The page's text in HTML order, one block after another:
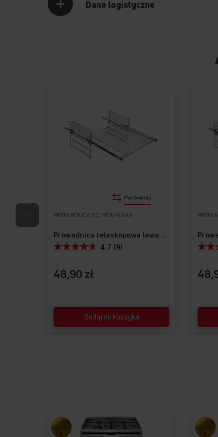
Dane logistyczne
48,90 zł
PROWADNICA DO PIEKARNIKA
Prowadnica teleskopowa lewa APG1001
Dodaj do koszyka
4.7 (9)
Porównaj